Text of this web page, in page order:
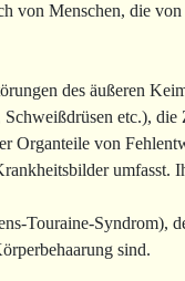
von Menschen, die
des äußeren
etc.), die
Organteile von
umfasst.
Touraine-Syndrom),
sind.